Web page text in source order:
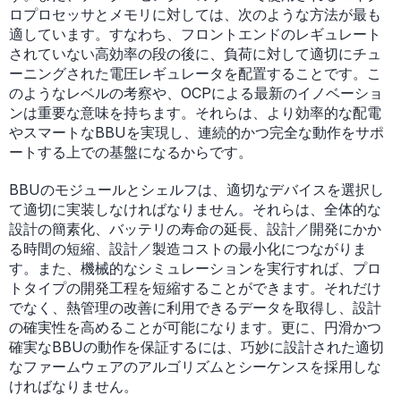
ロプロセッサとメモリに対しては、次のような方法が最も
適しています。すなわち、フロントエンドのレギュレート
されていない高効率の段の後に、負荷に対して適切にチュ
ーニングされた電圧レギュレータを配置することです。こ
のようなレベルの考察や、OCPによる最新のイノベーショ
ンは重要な意味を持ちます。それらは、より効率的な配電
やスマートなBBUを実現し、連続的かつ完全な動作をサポ
ートする上での基盤になるからです。
BBUのモジュールとシェルフは、適切なデバイスを選択し
て適切に実装しなければなりません。それらは、全体的な
設計の簡素化、バッテリの寿命の延長、設計／開発にかか
る時間の短縮、設計／製造コストの最小化につながりま
す。また、機械的なシミュレーションを実行すれば、プロ
トタイプの開発工程を短縮することができます。それだけ
でなく、熱管理の改善に利用できるデータを取得し、設計
の確実性を高めることが可能になります。更に、円滑かつ
確実なBBUの動作を保証するには、巧妙に設計された適切
なファームウェアのアルゴリズムとシーケンスを採用しな
ければなりません。